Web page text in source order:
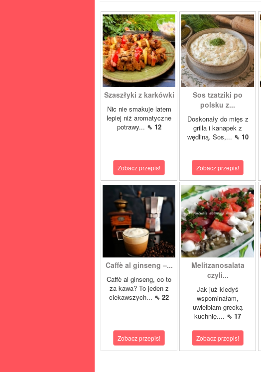
Szaszłyki z karkówki
Nic nie smakuje latem
lepiej niż aromatyczne
potrawy... ⇖ 12
Zobacz przepis!
Sos tzatziki po
polsku z...
Doskonały do mięs z
grilla i kanapek z
wędliną. Sos,... ⇖ 10
Zobacz przepis!
Caffè al ginseng –...
Caffè al ginseng, co to
za kawa? To jeden z
ciekawszych... ⇖ 22
Zobacz przepis!
Melitzanosalata
czyli...
Jak już kiedyś
wspominałam,
uwielbiam grecką
kuchnię.... ⇖ 17
Zobacz przepis!